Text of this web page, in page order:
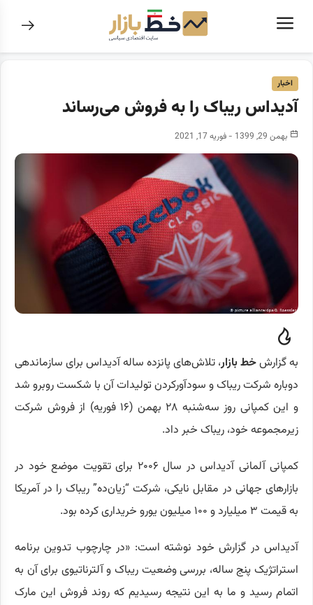
اخبار
آدیداس ریباک را به فروش می‌رساند
بهمن 29, 1399 - فوریه 17, 2021
به گزارشخط بازار، تلاش‌های پانزده ساله آدیداس برای سازماندهی
دوباره شرکت ریباک و سودآورکردن تولیدات آن با شکست روبرو شد
و این کمپانی روز سه‌شنبه ۲۸ بهمن (۱۶ فوریه) از فروش شرکت
زیرمجموعه خود، ریباک خبر داد.
کمپانی آلمانی آدیداس در سال ۲۰۰۶ برای تقویت موضع خود در
بازارهای جهانی در مقابل نایکی، شرکت “زیان‌ده” ریباک را در آمریکا
به قیمت ۳ میلیارد و ۱۰۰ میلیون یورو خریداری کرده بود.
آدیداس در گزارش خود نوشته است: «در چارچوب تدوین برنامه
استراتژیک پنج ساله، بررسی وضعیت ریباک و آلترناتیوی برای آن به
اتمام رسید و ما به این نتیجه رسیدیم که روند فروش این مارک